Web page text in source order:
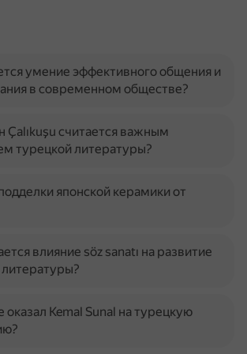
умение эффективного общения и
в современном обществе?
считается важным
турецкой литературы?
японской керамики от
влияние söz sanatı на развитие
оказал Kemal Sunal на турецкую